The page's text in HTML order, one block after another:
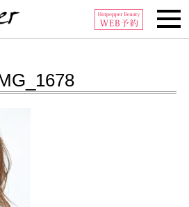
32-6006